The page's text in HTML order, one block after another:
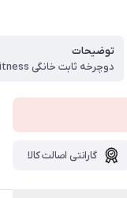
توضیحات
گارانتی اصالت کالا